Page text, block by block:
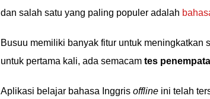
dan salah satu yang paling populer adalah
Busuu memiliki banyak fitur untuk
untuk pertama kali, ada semacam tes
Aplikasi belajar bahasa Inggris offline ini telah